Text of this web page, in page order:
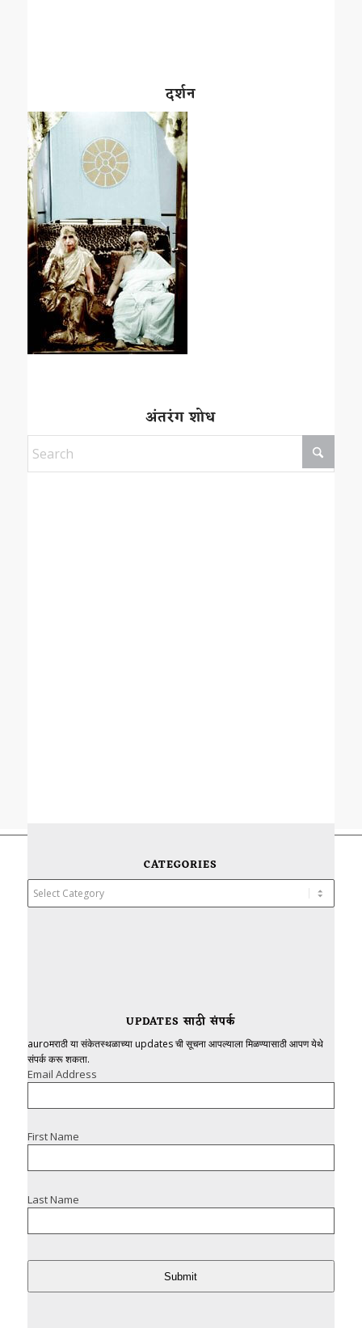
दर्शन
अंतरंग शोध
CATEGORIES
UPDATES साठी संपर्क
auroमराठी या संकेतस्थळाच्या updates ची सूचना आपल्याला मिळण्यासाठी आपण येथे
संपर्क करू शकता.
Email Address
First Name
Last Name
Submit